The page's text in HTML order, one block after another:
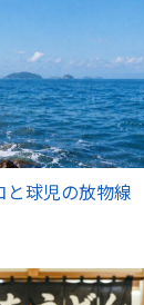
と球児の放物線